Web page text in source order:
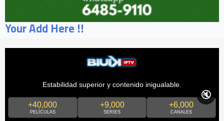
Your Add Here !!
Estabilidad superior y contenido inigualable.
+40,000
PELÍCULAS
+9,000
SERIES
+6,000
CANALES
🔇